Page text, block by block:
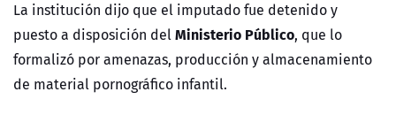
La institución dijo que el imputado fue detenido y
puesto a disposición delMinisterio Público, que lo
formalizó por amenazas, producción y almacenamiento
de material pornográfico infantil.